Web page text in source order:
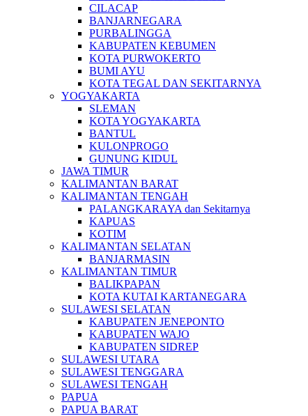
CILACAP
BANJARNEGARA
PURBALINGGA
KABUPATEN KEBUMEN
KOTA PURWOKERTO
BUMI AYU
KOTA TEGAL DAN SEKITARNYA
YOGYAKARTA
SLEMAN
KOTA YOGYAKARTA
BANTUL
KULONPROGO
GUNUNG KIDUL
JAWA TIMUR
KALIMANTAN BARAT
KALIMANTAN TENGAH
PALANGKARAYA dan Sekitarnya
KAPUAS
KOTIM
KALIMANTAN SELATAN
BANJARMASIN
KALIMANTAN TIMUR
BALIKPAPAN
KOTA KUTAI KARTANEGARA
SULAWESI SELATAN
KABUPATEN JENEPONTO
KABUPATEN WAJO
KABUPATEN SIDREP
SULAWESI UTARA
SULAWESI TENGGARA
SULAWESI TENGAH
PAPUA
PAPUA BARAT